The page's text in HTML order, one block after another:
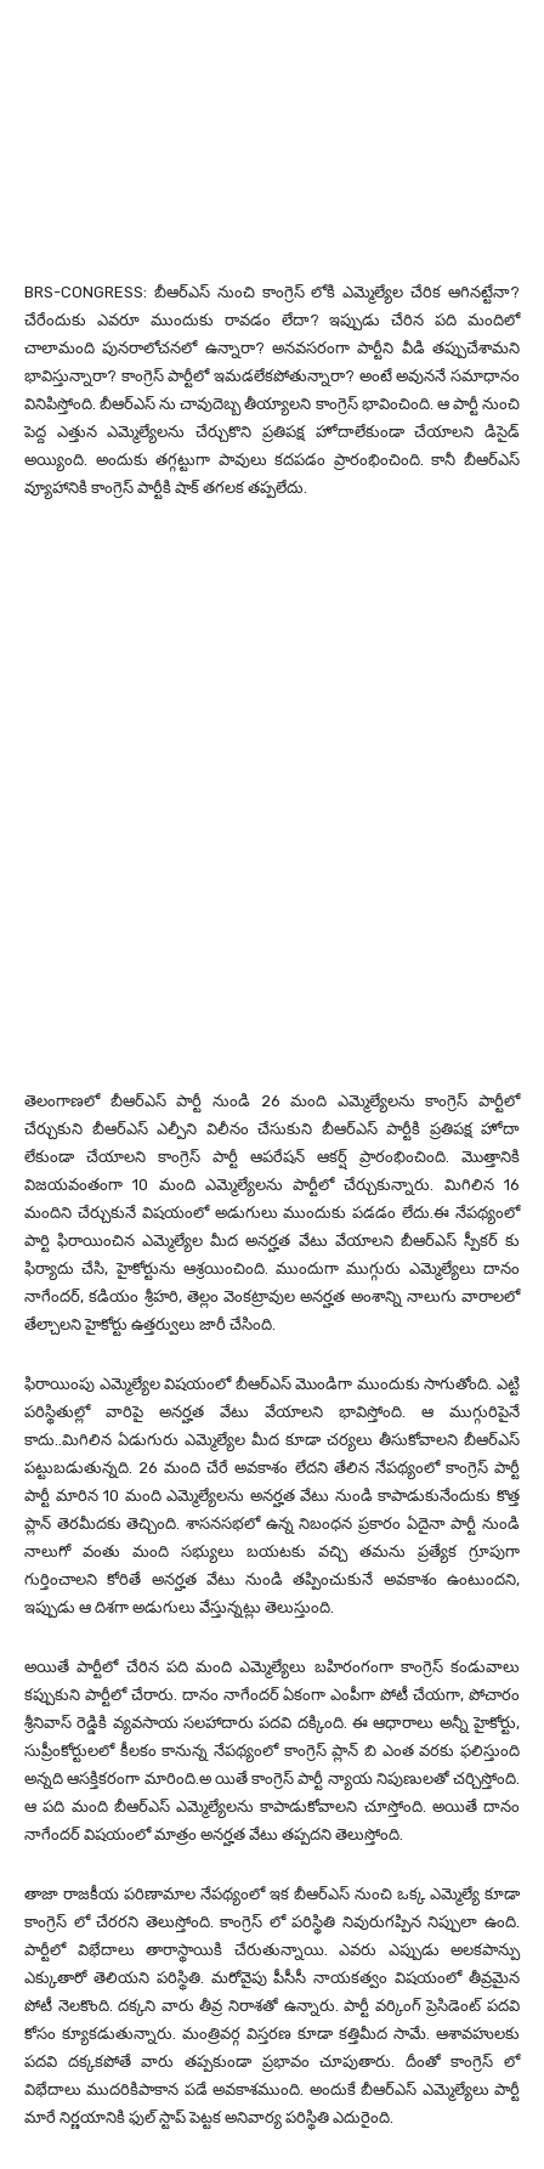
BRS-CONGRESS: బీఆర్ఎస్ నుంచి కాంగ్రెస్ లోకి ఎమ్మెల్యేల చేరిక ఆగినట్టేనా?
చేరేందుకు ఎవరూ ముందుకు రావడం లేదా? ఇప్పుడు చేరిన పది మందిలో
చాలామంది పునరాలోచనలో ఉన్నారా? అనవసరంగా పార్టీని వీడి తప్పుచేశామని
భావిస్తున్నారా? కాంగ్రెస్ పార్టీలో ఇమడలేకపోతున్నారా? అంటే అవుననే సమాధానం
వినిపిస్తోంది. బీఆర్ఎస్ ను చావుదెబ్బ తీయ్యాలని కాంగ్రెస్ భావించింది. ఆ పార్టీ నుంచి
పెద్ద ఎత్తున ఎమ్మెల్యేలను చేర్చుకొని ప్రతిపక్ష హోదాలేకుండా చేయాలని డిసైడ్
అయ్యింది. అందుకు తగ్గట్టుగా పావులు కదపడం ప్రారంభించింది. కానీ బీఆర్ఎస్
వ్యూహానికి కాంగ్రెస్ పార్టీకి షాక్ తగలక తప్పలేదు.
తెలంగాణలో బీఆర్ఎస్ పార్టీ నుండి 26 మంది ఎమ్మెల్యేలను కాంగ్రెస్ పార్టీలో
చేర్చుకుని బీఆర్ఎస్ ఎల్పీని విలీనం చేసుకుని బీఆర్ఎస్ పార్టీకి ప్రతిపక్ష హోదా
లేకుండా చేయాలని కాంగ్రెస్ పార్టీ ఆపరేషన్ ఆకర్ష్ ప్రారంభించింది. మొత్తానికి
విజయవంతంగా 10 మంది ఎమ్మెల్యేలను పార్టీలో చేర్చుకున్నారు. మిగిలిన 16
మందిని చేర్చుకునే విషయంలో అడుగులు ముందుకు పడడం లేదు.ఈ నేపథ్యంలో
పార్టి ఫిరాయించిన ఎమ్మెల్యేల మీద అనర్హత వేటు వేయాలని బీఆర్ఎస్ స్పీకర్ కు
ఫిర్యాదు చేసి, హైకోర్టును ఆశ్రయించింది. ముందుగా ముగ్గురు ఎమ్మెల్యేలు దానం
నాగేందర్, కడియం శ్రీహరి, తెల్లం వెంకట్రావుల అనర్హత అంశాన్ని నాలుగు వారాలలో
తేల్చాలని హైకోర్టు ఉత్తర్వులు జారీ చేసింది.
ఫిరాయింపు ఎమ్మెల్యేల విషయంలో బీఆర్ఎస్ మొండిగా ముందుకు సాగుతోంది. ఎట్టి
పరిస్థితుల్లో వారిపై అనర్హత వేటు వేయాలని భావిస్తోంది. ఆ ముగ్గురిపైనే
కాదు..మిగిలిన ఏడుగురు ఎమ్మెల్యేల మీద కూడా చర్యలు తీసుకోవాలని బీఆర్ఎస్
పట్టుబడుతున్నది. 26 మంది చేరే అవకాశం లేదని తేలిన నేపథ్యంలో కాంగ్రెస్ పార్టీ
పార్టీ మారిన 10 మంది ఎమ్మెల్యేలను అనర్హత వేటు నుండి కాపాడుకునేందుకు కొత్త
ప్లాన్ తెరమీదకు తెచ్చింది. శాసనసభలో ఉన్న నిబంధన ప్రకారం ఏదైనా పార్టీ నుండి
నాలుగో వంతు మంది సభ్యులు బయటకు వచ్చి తమను ప్రత్యేక గ్రూపుగా
గుర్తించాలని కోరితే అనర్హత వేటు నుండి తప్పించుకునే అవకాశం ఉంటుందని,
ఇప్పుడు ఆ దిశగా అడుగులు వేస్తున్నట్లు తెలుస్తుంది.
అయితే పార్టీలో చేరిన పది మంది ఎమ్మెల్యేలు బహిరంగంగా కాంగ్రెస్ కండువాలు
కప్పుకుని పార్టీలో చేరారు. దానం నాగేందర్ ఏకంగా ఎంపీగా పోటీ చేయగా, పోచారం
శ్రీనివాస్ రెడ్డికి వ్యవసాయ సలహాదారు పదవి దక్కింది. ఈ ఆధారాలు అన్నీ హైకోర్టు,
సుప్రీంకోర్టులలో కీలకం కానున్న నేపథ్యంలో కాంగ్రెస్ ప్లాన్ బి ఎంత వరకు ఫలిస్తుంది
అన్నది ఆసక్తికరంగా మారింది.అ యితే కాంగ్రెస్ పార్టీ న్యాయ నిపుణులతో చర్చిస్తోంది.
ఆ పది మంది బీఆర్ఎస్ ఎమ్మెల్యేలను కాపాడుకోవాలని చూస్తోంది. అయితే దానం
నాగేందర్ విషయంలో మాత్రం అనర్హత వేటు తప్పదని తెలుస్తోంది.
తాజా రాజకీయ పరిణామాల నేపథ్యంలో ఇక బీఆర్ఎస్ నుంచి ఒక్క ఎమ్మెల్యే కూడా
కాంగ్రెస్ లో చేరరని తెలుస్తోంది. కాంగ్రెస్ లో పరిస్థితి నివురుగప్పిన నిప్పులా ఉంది.
పార్టీలో విభేదాలు తారాస్థాయికి చేరుతున్నాయి. ఎవరు ఎప్పుడు అలకపాన్పు
ఎక్కుతారో తెలియని పరిస్థితి. మరోవైపు పీసీసీ నాయకత్వం విషయంలో తీవ్రమైన
పోటీ నెలకొంది. దక్కని వారు తీవ్ర నిరాశతో ఉన్నారు. పార్టీ వర్కింగ్ ప్రెసిడెంట్ పదవి
కోసం క్యూకడుతున్నారు. మంత్రివర్గ విస్తరణ కూడా కత్తిమీద సామే. ఆశావహులకు
పదవి దక్కకపోతే వారు తప్పకుండా ప్రభావం చూపుతారు. దీంతో కాంగ్రెస్ లో
విభేదాలు ముదరికిపాకాన పడే అవకాశముంది. అందుకే బీఆర్ఎస్ ఎమ్మెల్యేలు పార్టీ
మారే నిర్ణయానికి ఫుల్ స్టాప్ పెట్టక అనివార్య పరిస్థితి ఎదురైంది.